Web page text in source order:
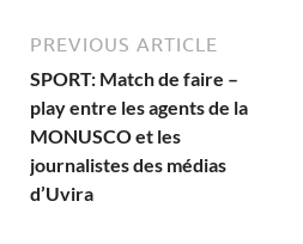
PREVIOUS ARTICLE
SPORT: Match de faire –
play entre les agents de la
MONUSCO et les
journalistes des médias
d’Uvira